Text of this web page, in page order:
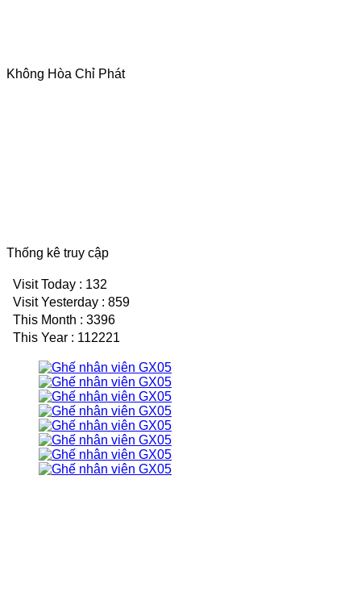
Không Hòa Chỉ Phát
Thống kê truy cập
Visit Today : 132
Visit Yesterday : 859
This Month : 3396
This Year : 112221